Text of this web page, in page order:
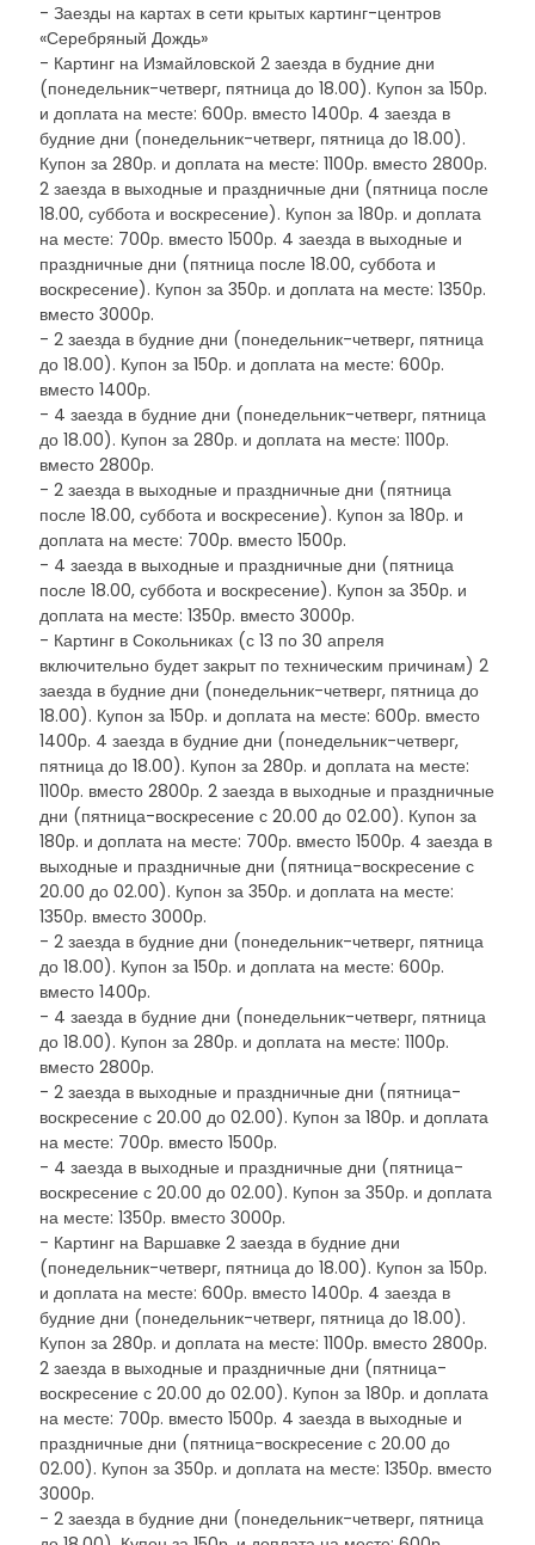
- Заезды на картах в сети крытых картинг-центров
«Серебряный Дождь»
- Картинг на Измайловской 2 заезда в будние дни
(понедельник-четверг, пятница до 18.00). Купон за 150р.
и доплата на месте: 600р. вместо 1400р. 4 заезда в
будние дни (понедельник-четверг, пятница до 18.00).
Купон за 280р. и доплата на месте: 1100р. вместо 2800р.
2 заезда в выходные и праздничные дни (пятница после
18.00, суббота и воскресение). Купон за 180р. и доплата
на месте: 700р. вместо 1500р. 4 заезда в выходные и
праздничные дни (пятница после 18.00, суббота и
воскресение). Купон за 350р. и доплата на месте: 1350р.
вместо 3000р.
- 2 заезда в будние дни (понедельник-четверг, пятница
до 18.00). Купон за 150р. и доплата на месте: 600р.
вместо 1400р.
- 4 заезда в будние дни (понедельник-четверг, пятница
до 18.00). Купон за 280р. и доплата на месте: 1100р.
вместо 2800р.
- 2 заезда в выходные и праздничные дни (пятница
после 18.00, суббота и воскресение). Купон за 180р. и
доплата на месте: 700р. вместо 1500р.
- 4 заезда в выходные и праздничные дни (пятница
после 18.00, суббота и воскресение). Купон за 350р. и
доплата на месте: 1350р. вместо 3000р.
- Картинг в Сокольниках (с 13 по 30 апреля
включительно будет закрыт по техническим причинам) 2
заезда в будние дни (понедельник-четверг, пятница до
18.00). Купон за 150р. и доплата на месте: 600р. вместо
1400р. 4 заезда в будние дни (понедельник-четверг,
пятница до 18.00). Купон за 280р. и доплата на месте:
1100р. вместо 2800р. 2 заезда в выходные и праздничные
дни (пятница-воскресение с 20.00 до 02.00). Купон за
180р. и доплата на месте: 700р. вместо 1500р. 4 заезда в
выходные и праздничные дни (пятница-воскресение с
20.00 до 02.00). Купон за 350р. и доплата на месте:
1350р. вместо 3000р.
- 2 заезда в будние дни (понедельник-четверг, пятница
до 18.00). Купон за 150р. и доплата на месте: 600р.
вместо 1400р.
- 4 заезда в будние дни (понедельник-четверг, пятница
до 18.00). Купон за 280р. и доплата на месте: 1100р.
вместо 2800р.
- 2 заезда в выходные и праздничные дни (пятница-
воскресение с 20.00 до 02.00). Купон за 180р. и доплата
на месте: 700р. вместо 1500р.
- 4 заезда в выходные и праздничные дни (пятница-
воскресение с 20.00 до 02.00). Купон за 350р. и доплата
на месте: 1350р. вместо 3000р.
- Картинг на Варшавке 2 заезда в будние дни
(понедельник-четверг, пятница до 18.00). Купон за 150р.
и доплата на месте: 600р. вместо 1400р. 4 заезда в
будние дни (понедельник-четверг, пятница до 18.00).
Купон за 280р. и доплата на месте: 1100р. вместо 2800р.
2 заезда в выходные и праздничные дни (пятница-
воскресение с 20.00 до 02.00). Купон за 180р. и доплата
на месте: 700р. вместо 1500р. 4 заезда в выходные и
праздничные дни (пятница-воскресение с 20.00 до
02.00). Купон за 350р. и доплата на месте: 1350р. вместо
3000р.
- 2 заезда в будние дни (понедельник-четверг, пятница